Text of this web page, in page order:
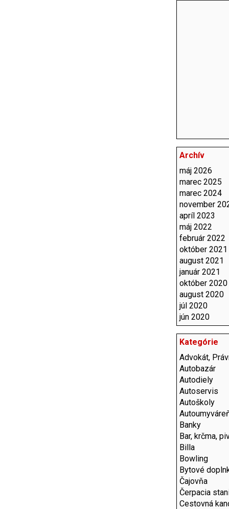
Archív
máj 2026
marec 2025
marec 2024
november
apríl 2023
máj 2022
február 2022
október 2021
august 2021
január 2021
október 2020
august 2020
júl 2020
jún 2020
Kategórie
Advokát,
Autobazár
Autodiely
Autoservis
Autoškoly
Banky
Bar, krčma,
Billa
Bowling
Bytové
Čajovňa
Čerpacia
Cestovná